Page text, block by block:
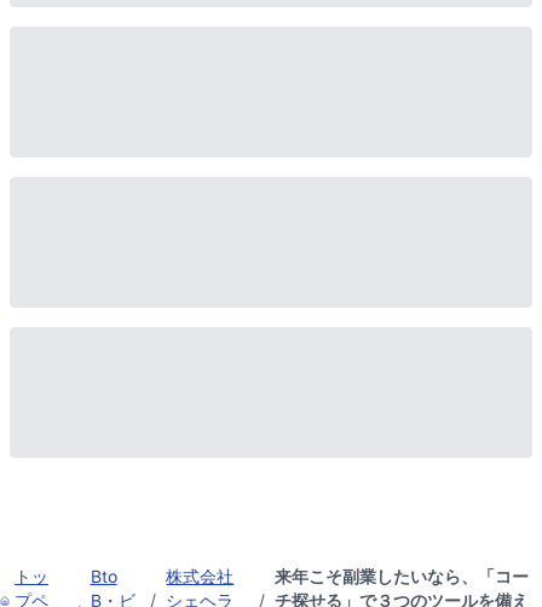
トッ
プペ
Bto
B・ビ
/
株式会社
シェヘラ
/
来年こそ副業したいなら、「コー
チ探せる」で３つのツールを備え